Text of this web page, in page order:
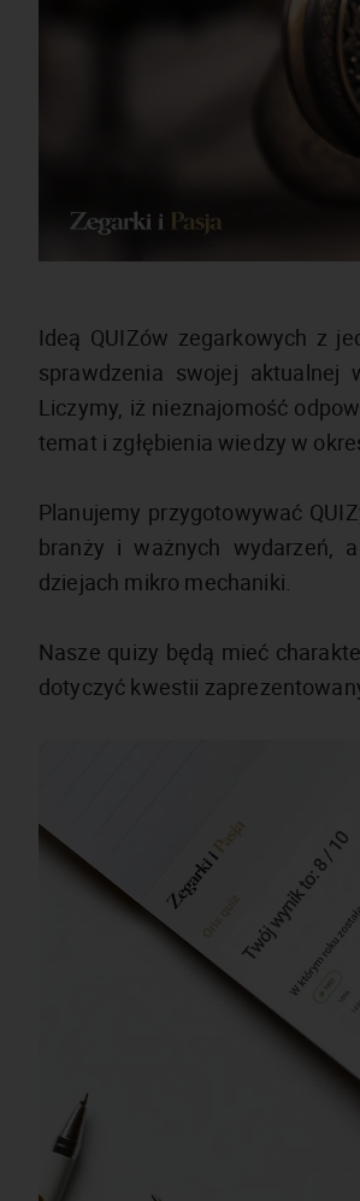
Ideą QUIZów zegarkowych z
sprawdzenia swojej
Liczymy, iż nieznajomość
temat i zgłębienia wiedzy w
Planujemy przygotowywać
branży i ważnych wydarzeń,
dziejach mikro mechaniki.
Nasze quizy będą mieć
dotyczyć kwestii